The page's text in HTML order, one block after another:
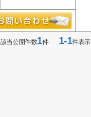
該当公開件数1件1-1件表示